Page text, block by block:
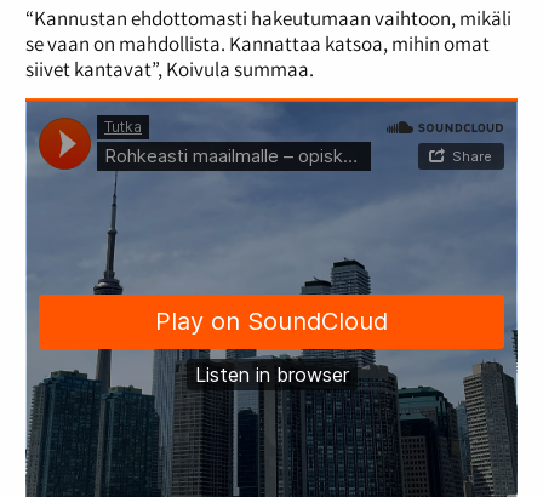
“Kannustan ehdottomasti hakeutumaan vaihtoon, mikäli
se vaan on mahdollista. Kannattaa katsoa, mihin omat
siivet kantavat”, Koivula summaa.